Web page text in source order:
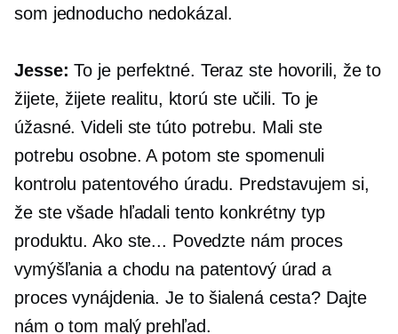
som jednoducho nedokázal.
Jesse: To je perfektné. Teraz ste hovorili, že to
žijete, žijete realitu, ktorú ste učili. To je
úžasné. Videli ste túto potrebu. Mali ste
potrebu osobne. A potom ste spomenuli
kontrolu patentového úradu. Predstavujem si,
že ste všade hľadali tento konkrétny typ
produktu. Ako ste... Povedzte nám proces
vymýšľania a chodu na patentový úrad a
proces vynájdenia. Je to šialená cesta? Dajte
nám o tom malý prehľad.